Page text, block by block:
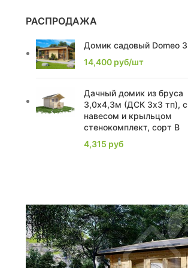
2,22
2,86
2.1
2.93
3,75
РАСПРОДАЖА
Домик садовый Domeo 3
14,400 руб/шт
Дачный домик из бруса
3,0х4,3м (ДСК 3х3 тп), с
навесом и крыльцом
стенокомплект, сорт В
4,315 руб